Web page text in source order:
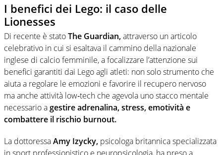
I benefici dei Lego: il caso delle
Lionesses
Di recente è statoThe Guardian,attraverso un articolo
celebrativo in cui si esaltava il cammino della nazionale
inglese di calcio femminile, a focalizzare l’attenzione sui
benefici garantiti dai Lego agli atleti: non solo strumento che
aiuta a regolare le emozioni e favorire il recupero nervoso
ma anche attività low‑tech che agevola uno stacco mentale
necessario agestire adrenalina, stress, emotività e
combattere il rischio burnout.
La dottoressaAmy Izycky, psicologa britannica specializzata